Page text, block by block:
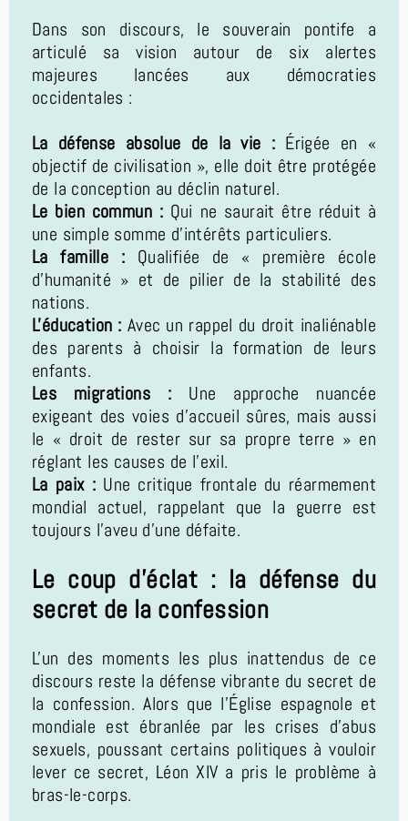
Dans son discours, le souverain pontife a
articulé sa vision autour de six alertes
majeures lancées aux démocraties
occidentales :
La défense absolue de la vie : Érigée en «
objectif de civilisation », elle doit être protégée
de la conception au déclin naturel.
Le bien commun : Qui ne saurait être réduit à
une simple somme d'intérêts particuliers.
La famille : Qualifiée de « première école
d'humanité » et de pilier de la stabilité des
nations.
L'éducation : Avec un rappel du droit inaliénable
des parents à choisir la formation de leurs
enfants.
Les migrations : Une approche nuancée
exigeant des voies d'accueil sûres, mais aussi
le « droit de rester sur sa propre terre » en
réglant les causes de l'exil.
La paix : Une critique frontale du réarmement
mondial actuel, rappelant que la guerre est
toujours l'aveu d'une défaite.
Le coup d'éclat : la défense du
secret de la confession
L'un des moments les plus inattendus de ce
discours reste la défense vibrante du secret de
la confession. Alors que l'Église espagnole et
mondiale est ébranlée par les crises d'abus
sexuels, poussant certains politiques à vouloir
lever ce secret, Léon XIV a pris le problème à
bras-le-corps.